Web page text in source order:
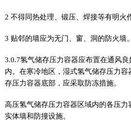
2 不得同热处理、锻压、焊接等有明火
3 贴邻的墙应为无门、窗、洞的防火墙。
3.0.7氢气储存压力容器应布置在通风
内。在寒冷地区，湿式氢气储存压力
存压力容器底部，应采取防冻措施。
高压氢气储存压力容器区域内的各压
实体墙和防撞设施。